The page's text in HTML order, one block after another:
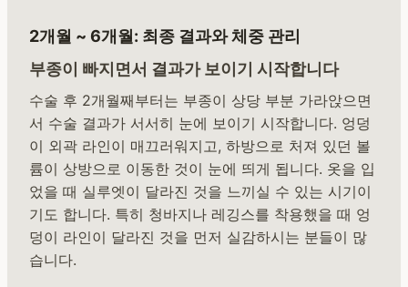
2개월 ~ 6개월: 최종 결과와 체중 관리
부종이 빠지면서 결과가 보이기 시작합니다
수술 후 2개월째부터는 부종이 상당 부분 가라앉으면
서 수술 결과가 서서히 눈에 보이기 시작합니다. 엉덩
이 외곽 라인이 매끄러워지고, 하방으로 처져 있던 볼
륨이 상방으로 이동한 것이 눈에 띄게 됩니다. 옷을 입
었을 때 실루엣이 달라진 것을 느끼실 수 있는 시기이
기도 합니다. 특히 청바지나 레깅스를 착용했을 때 엉
덩이 라인이 달라진 것을 먼저 실감하시는 분들이 많
습니다.